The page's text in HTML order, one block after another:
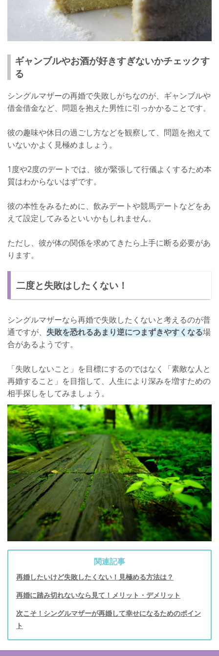
ギャンブルやお酒が好きすぎないかチェックす
る
シングルマザーの再婚で失敗しがちなのが、ギャンブルや
借金借金など、問題を抱えた男性に引っかかることです。
彼の趣味や休日の過ごし方などを観察して、問題を抱えて
いないかよく見極めましょう。
1度や2度のデートでは、彼が緊張して行儀よくするため本
質はわからないはずです。
彼の本性をみるために、飲みデートや競馬デートなどをあ
えて設定してみるといいかもしれません。
ただし、彼が体の関係を求めてきたら上手に断る必要があ
ります。
二度と失敗はしたくない！
シングルマザーなら再婚で失敗したくないと考えるのが普
通ですが、 失敗を恐れるあまり逆につまずきやすくなる場
合があるようです。
「失敗しないこと」を目標にするのではなく「素敵な人と
再婚すること」を目指して、人生により深みを増すための
相手探しをしてみましょう。
関連記事
再婚したいけど失敗したくない！見極める方法は？
再婚に踏み切れないなら見て！メリット・デメリット
次こそ！シングルマザーが再婚して幸せになるためのポイン
ト